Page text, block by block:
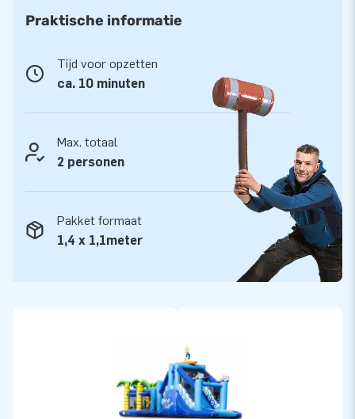
ontwikkelaars en logistiek medewerkers leveren unieke
van onze professionele service en levering. Zij noemen ons
ook wel creators of greatness.
Praktische informatie
Tijd voor opzetten
ca. 10 minuten
Max. totaal
2 personen
Pakket formaat
1,4 x 1,1meter